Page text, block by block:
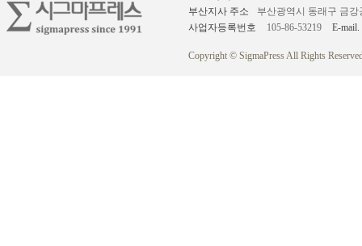
부산지사 주소
부산광역시 동래구 금강
사업자등록번호
105-86-53219 E-mail.
Copyright © SigmaPress All Rights